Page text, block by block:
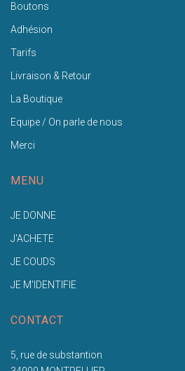
Boutons
Adhésion
Tarifs
Livraison & Retour
La Boutique
Equipe / On parle de nous
Merci
MENU
JE DONNE
J'ACHETE
JE COUDS
JE M'IDENTIFIE
CONTACT
5, rue de substantion